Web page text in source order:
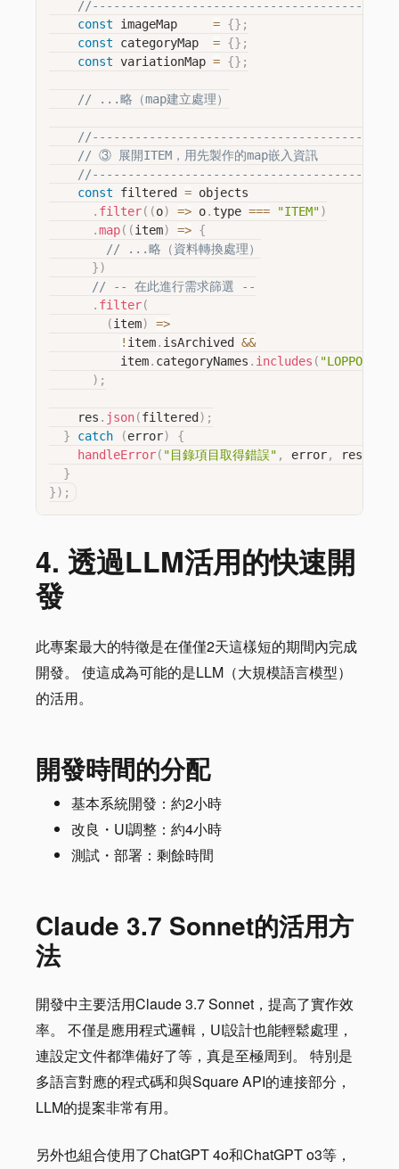
const imageMap = {} ;
const categoryMap = {} ;
const variationMap = {} ;
// ...略（map建立處理）
// ③ 展開ITEM，用先製作的map嵌入資訊
const filtered = objects
. filter( (o) => o. type === "ITEM")
.map( (item) => {
// ...略（資料轉換處理）
})
// -- 在此進行需求篩選 --
. filter(
(item)
=>
! item. isArchived &&
          item
. categoryNames . includes ( "LOPPO畫材"
) ;
    res
. json(filtered ) ;
}
catch (error)
{
handleError( "目錄項目取得錯誤" , error, res
}
}) ;
4. 透過LLM活用的快速開
發
此專案最大的特徵是在僅僅2天這樣短的期間內完成
開發。 使這成為可能的是LLM（大規模語言模型）
的活用。
開發時間的分配
基本系統開發：約2小時
改良・UI調整：約4小時
測試・部署：剩餘時間
Claude 3.7 Sonnet的活用方
法
開發中主要活用Claude 3.7 Sonnet，提高了實作效
率。 不僅是應用程式邏輯，UI設計也能輕鬆處理，
連設定文件都準備好了等，真是至極周到。 特別是
多語言對應的程式碼和與Square API的連接部分，
LLM的提案非常有用。
另外也組合使用了ChatGPT 4o和ChatGPT o3等，